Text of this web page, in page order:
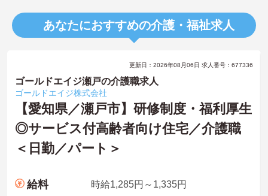
あなたにおすすめの介護・福祉求人
更新日：2026年08月06日 求人番号：677336
ゴールドエイジ瀬戸の介護職求人
ゴールドエイジ株式会社
【愛知県／瀬戸市】研修制度・福利厚生
◎サービス付高齢者向け住宅／介護職
＜日勤／パート＞
給料 時給1,285円～1,335円